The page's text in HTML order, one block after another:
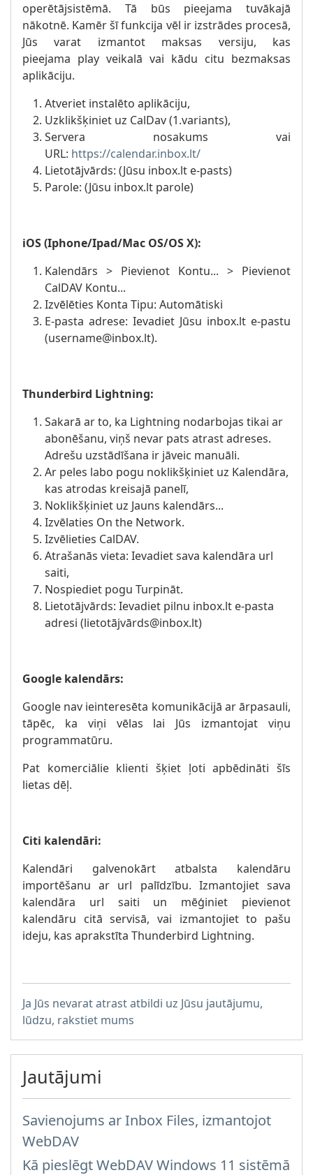
operētājsistēmā. Tā būs pieejama tuvākajā
nākotnē. Kamēr šī funkcija vēl ir izstrādes procesā,
Jūs varat izmantot maksas versiju, kas
pieejama play veikalā vai kādu citu bezmaksas
aplikāciju.
Atveriet instalēto aplikāciju,
Uzklikšķiniet uz CalDav (1.variants),
Servera nosakums vai
URL: https://calendar.inbox.lt/
Lietotājvārds: (Jūsu inbox.lt e-pasts)
Parole: (Jūsu inbox.lt parole)
iOS (Iphone/Ipad/Mac OS/OS X):
Kalendārs > Pievienot Kontu... > Pievienot
CalDAV Kontu...
Izvēlēties Konta Tipu: Automātiski
E-pasta adrese: Ievadiet Jūsu inbox.lt e-pastu
(username@inbox.lt).
Thunderbird Lightning:
Sakarā ar to, ka Lightning nodarbojas tikai ar
abonēšanu, viņš nevar pats atrast adreses.
Adrešu uzstādīšana ir jāveic manuāli.
Ar peles labo pogu noklikšķiniet uz Kalendāra,
kas atrodas kreisajā panelī,
Noklikšķiniet uz Jauns kalendārs...
Izvēlaties On the Network.
Izvēlieties CalDAV.
Atrašanās vieta: Ievadiet sava kalendāra url
saiti,
Nospiediet pogu Turpināt.
Lietotājvārds: Ievadiet pilnu inbox.lt e-pasta
adresi (lietotājvārds@inbox.lt)
Google kalendārs:
Google nav ieinteresēta komunikācijā ar ārpasauli,
tāpēc, ka viņi vēlas lai Jūs izmantojat viņu
programmatūru.
Pat komerciālie klienti šķiet ļoti apbēdināti šīs
lietas dēļ.
Citi kalendāri:
Kalendāri galvenokārt atbalsta kalendāru
importēšanu ar url palīdzību. Izmantojiet sava
kalendāra url saiti un mēģiniet pievienot
kalendāru citā servisā, vai izmantojiet to pašu
ideju, kas aprakstīta Thunderbird Lightning.
Ja Jūs nevarat atrast atbildi uz Jūsu jautājumu,
lūdzu, rakstiet mums
Jautājumi
Savienojums ar Inbox Files, izmantojot
WebDAV
Kā pieslēgt WebDAV Windows 11 sistēmā